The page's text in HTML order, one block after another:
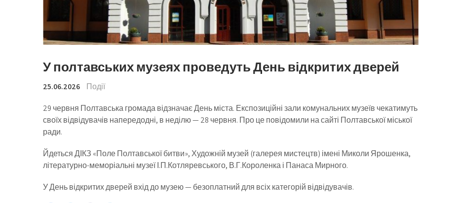
У полтавських музеях проведуть День відкритих дверей
25.06.2026 Події
29 червня Полтавська громада відзначає День міста. Експозиційні зали комунальних музеїв чекатимуть
своїх відвідувачів напередодні, в неділю — 28 червня. Про це повідомили на сайті Полтавської міської
ради.
Йдеться ДІКЗ «Поле Полтавської битви», Художній музей (галерея мистецтв) імені Миколи Ярошенка,
літературно-меморіальні музеї І.П.Котляревського, В.Г.Короленка і Панаса Мирного.
У День відкритих дверей вхід до музею — безоплатний для всіх категорій відвідувачів.